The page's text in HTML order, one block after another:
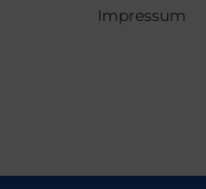
Impressum